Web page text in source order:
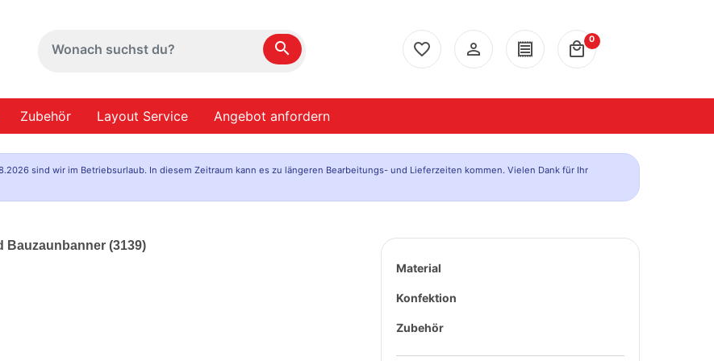
search favorite_border person_outline receipt local_mall
0
Zubehör Layout Service Angebot anfordern
sind wir im Betriebsurlaub. In diesem Zeitraum kann es zu längeren Bearbeitungs- und Lieferzeiten kommen. Vielen Dank für Ihr
Bauzaunbanner (3139)
Material
Konfektion
Zubehör